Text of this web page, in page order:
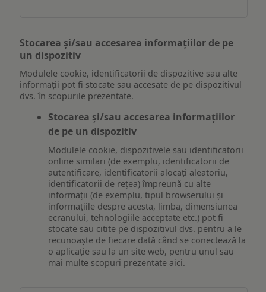
Stocarea și/sau accesarea informațiilor de pe
un dispozitiv
Modulele cookie, identificatorii de dispozitive sau alte
informații pot fi stocate sau accesate de pe dispozitivul
dvs. în scopurile prezentate.
Stocarea și/sau accesarea informațiilor
de pe un dispozitiv
Modulele cookie, dispozitivele sau identificatorii
online similari (de exemplu, identificatorii de
autentificare, identificatorii alocați aleatoriu,
identificatorii de rețea) împreună cu alte
informații (de exemplu, tipul browserului și
informațiile despre acesta, limba, dimensiunea
ecranului, tehnologiile acceptate etc.) pot fi
stocate sau citite pe dispozitivul dvs. pentru a le
recunoaște de fiecare dată când se conectează la
o aplicație sau la un site web, pentru unul sau
mai multe scopuri prezentate aici.